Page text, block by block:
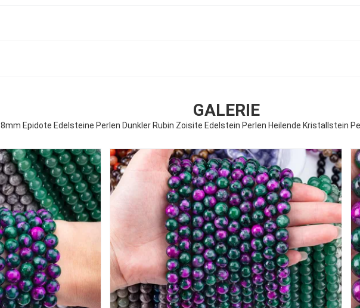
GALERIE
8mm Epidote Edelsteine Perlen Dunkler Rubin Zoisite Edelstein Perlen Heilende Kristallstein